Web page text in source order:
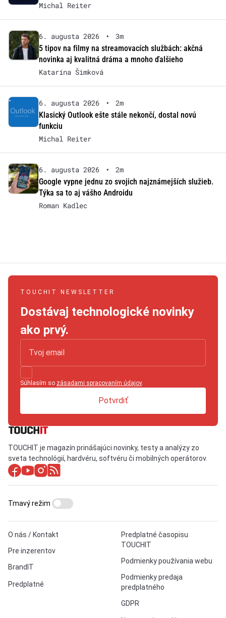
Michal Reiter
6. augusta 2026 •
3m
5 tipov na filmy na streamovacích službách: akčná
novinka aj kvalitná dráma a mnoho ďalšieho
Katarína Šimková
6. augusta 2026 •
2m
Klasický Outlook ešte stále nekončí, dostal novú
funkciu
Michal Reiter
6. augusta 2026 •
2m
Google vypne jednu zo svojich najznámejších služieb.
Týka sa to aj vášho Androidu
Roman Kadlec
TOUCHIT NEWSLETTER
Dostávaj technologické novinky
ako prvý.
Súhlasím so zásadami spracovaním údajov.
Potvrdiť
TOUCHIT je magazín prinášajúci novinky, testy a analýzy zo
sveta technológií, hardvéru, softvéru či mobilných operátorov.
O nás / Kontakt
Pre inzerentov
BrandIT
Predplatné
Predplatné časopisu
TOUCHIT
Podmienky používania webu
Podmienky predaja
predplatného
GDPR
Tmavý režim